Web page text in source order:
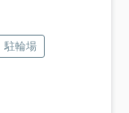
駐輪場